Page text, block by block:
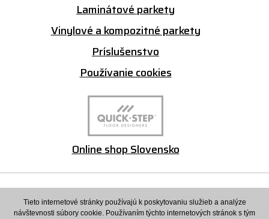
Laminátové parkety
Vinylové a kompozitné parkety
Príslušenstvo
Používanie cookies
Online shop Slovensko
© 2026 M PARKET - svet parkiet, farieb a designu •
tvorba eshopu cez UNIobchod,webhostingspoločnosti
Tieto internetové stránky používajú k poskytovaniu služieb a analýze
návštevnosti súbory cookie. Používaním týchto internetových stránok s tým